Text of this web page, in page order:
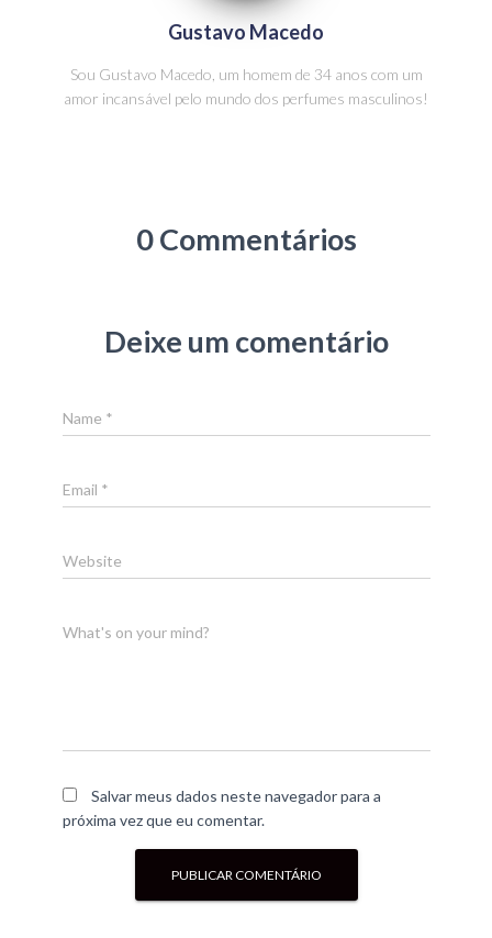
Gustavo Macedo
Sou Gustavo Macedo, um homem de 34 anos com um
amor incansável pelo mundo dos perfumes masculinos!
0 Commentários
Deixe um comentário
Name *
Email *
Website
What's on your mind?
Salvar meus dados neste navegador para a
próxima vez que eu comentar.